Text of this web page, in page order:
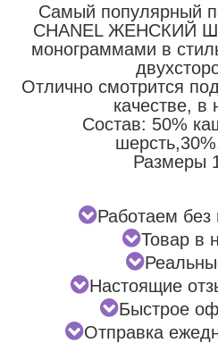
Самый популярный
CHANEL ЖЕНСКИЙ
монограммами в
Отлично смотрится
качестве, в
Состав: 50%
Размеры
Работаем без
Товар в
Настоящие
Быстрое
Отправка